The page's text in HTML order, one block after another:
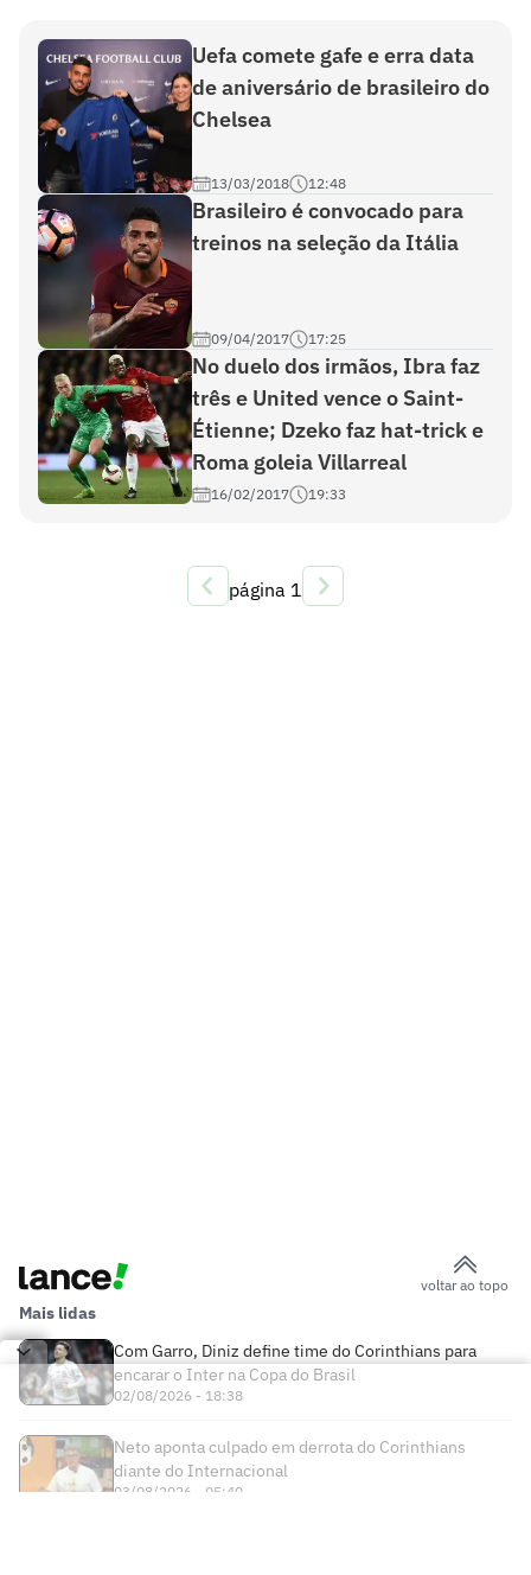
Uefa comete gafe e erra data
de aniversário de brasileiro do
Chelsea
13/03/2018 12:48
Brasileiro é convocado para
treinos na seleção da Itália
09/04/2017 17:25
No duelo dos irmãos, Ibra faz
três e United vence o Saint-
Étienne; Dzeko faz hat-trick e
Roma goleia Villarreal
16/02/2017 19:33
página 1
voltar ao topo
Mais lidas
Com Garro, Diniz define time do Corinthians para
encarar o Inter na Copa do Brasil
02/08/2026 - 18:38
Neto aponta culpado em derrota do Corinthians
diante do Internacional
03/08/2026 - 05:40